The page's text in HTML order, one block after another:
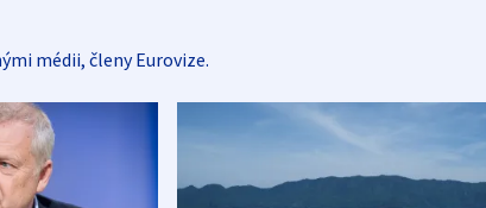
médii, členy Eurovize.